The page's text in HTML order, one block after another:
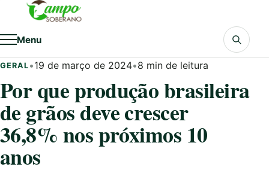
Pular para o conteúdo
Menu
GERAL •19 de março de 2024•8 min de leitura
Por que produção brasileira
de grãos deve crescer
36,8% nos próximos 10
anos